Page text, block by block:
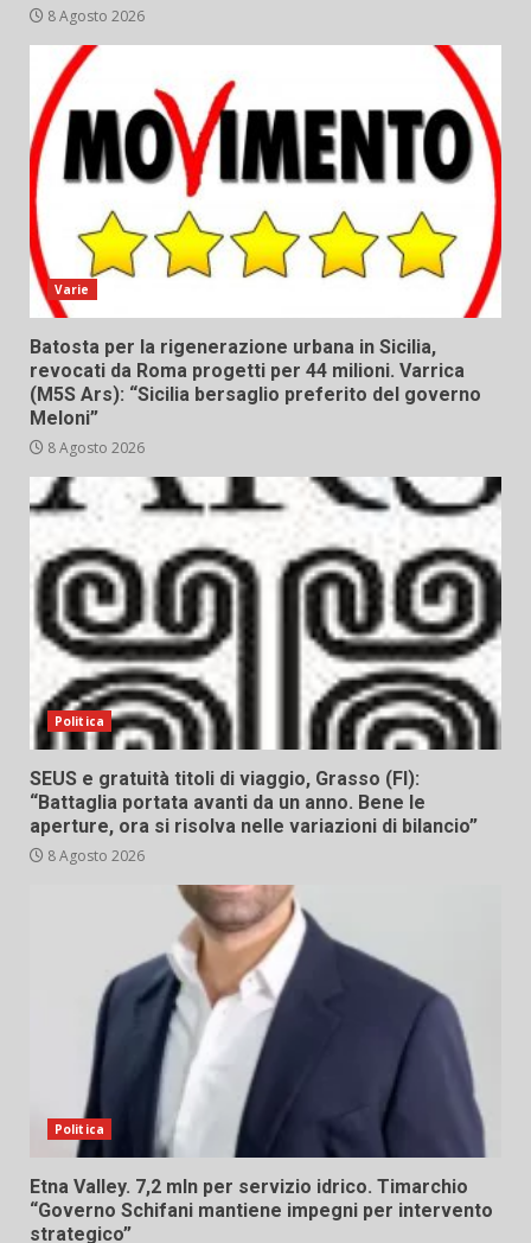
8 Agosto 2026
Varie
Batosta per la rigenerazione urbana in Sicilia,
revocati da Roma progetti per 44 milioni. Varrica
(M5S Ars): “Sicilia bersaglio preferito del governo
Meloni”
8 Agosto 2026
Politica
SEUS e gratuità titoli di viaggio, Grasso (FI):
“Battaglia portata avanti da un anno. Bene le
aperture, ora si risolva nelle variazioni di bilancio”
8 Agosto 2026
Politica
Etna Valley. 7,2 mln per servizio idrico. Timarchio
“Governo Schifani mantiene impegni per intervento
strategico”